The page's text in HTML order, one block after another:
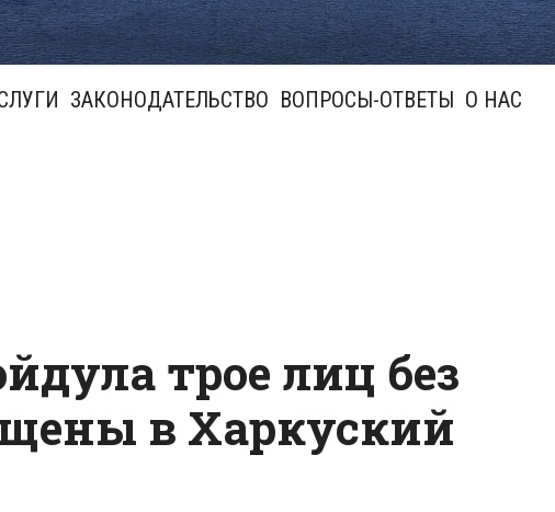
ЗАКОНОДАТЕЛЬСТВО ВОПРОСЫ-ОТВЕТЫ О НАС
трое лиц без
в Харкуский